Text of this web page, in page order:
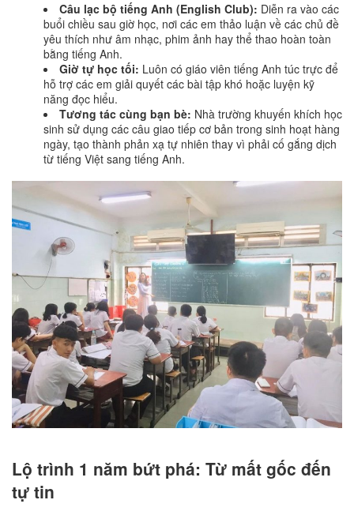
Câu lạc bộ tiếng Anh (English Club): Diễn ra vào các
buổi chiều sau giờ học, nơi các em thảo luận về các chủ đề
yêu thích như âm nhạc, phim ảnh hay thể thao hoàn toàn
bằng tiếng Anh.
Giờ tự học tối: Luôn có giáo viên tiếng Anh túc trực để
hỗ trợ các em giải quyết các bài tập khó hoặc luyện kỹ
năng đọc hiểu.
Tương tác cùng bạn bè: Nhà trường khuyến khích học
sinh sử dụng các câu giao tiếp cơ bản trong sinh hoạt hàng
ngày, tạo thành phản xạ tự nhiên thay vì phải cố gắng dịch
từ tiếng Việt sang tiếng Anh.
Lộ trình 1 năm bứt phá: Từ mất gốc đến
tự tin